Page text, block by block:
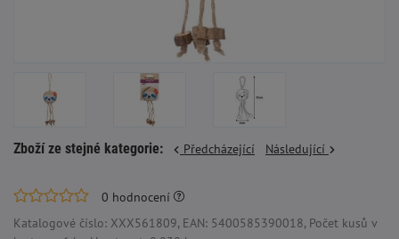
Zboží ze stejné kategorie: Předcházející Následující
0 hodnocení
Katalogové číslo: XXX561809, EAN: 5400585390018, Počet kusů v